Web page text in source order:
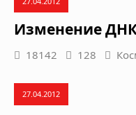
Изменение
18142 128
27.04.2012